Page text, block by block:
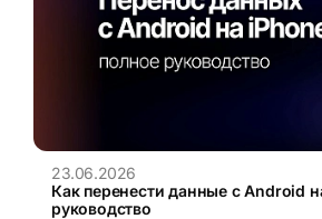
23.06.2026
Как перенести данные с Android
руководство